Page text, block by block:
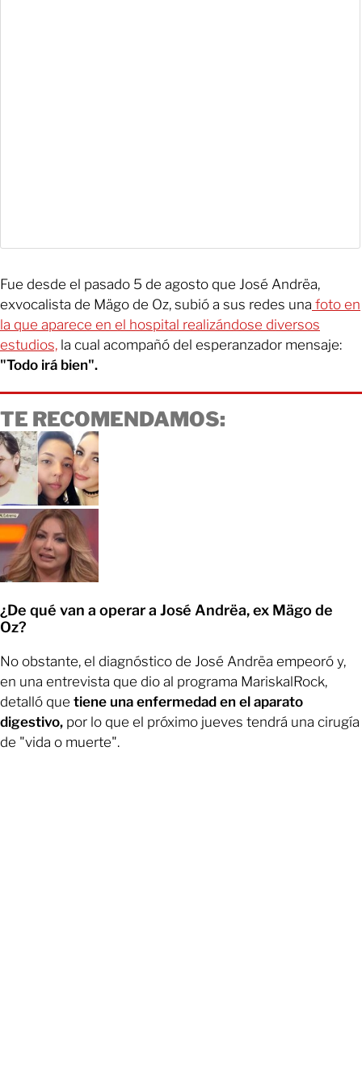
Fue desde el pasado 5 de agosto que José Andrëa,
exvocalista de Mägo de Oz, subió a sus redes una foto en
la que aparece en el hospital realizándose diversos
estudios, la cual acompañó del esperanzador mensaje:
"Todo irá bien".
TE RECOMENDAMOS:
¿De qué van a operar a José Andrëa, ex Mägo de
Oz?
No obstante, el diagnóstico de José Andrëa empeoró y,
en una entrevista que dio al programa MariskalRock,
detalló que tiene una enfermedad en el aparato
digestivo, por lo que el próximo jueves tendrá una cirugía
de "vida o muerte".